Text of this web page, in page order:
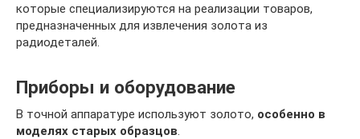
которые специализируются на реализации товаров,
предназначенных для извлечения золота из
радиодеталей.
Приборы и оборудование
В точной аппаратуре используют золото, особенно в
моделях старых образцов